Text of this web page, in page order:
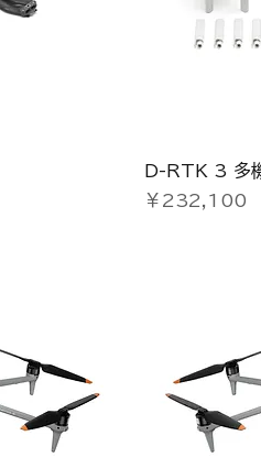
D-RTK 3 多
価格
￥232,100